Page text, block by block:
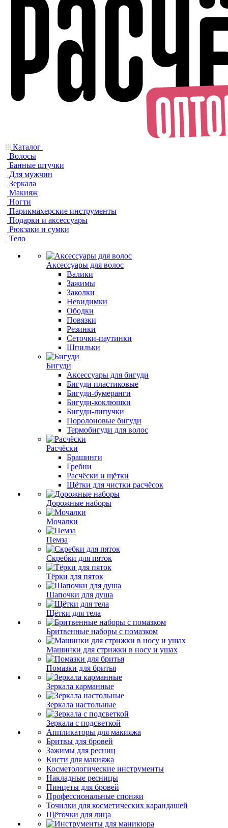
Каталог
Волосы
Банные штучки
Для мужчин
Зеркала
Макияж
Ногти
Парикмахерские инструменты
Подарки и аксессуары
Рюкзаки и сумки
Тело
Аксессуары для волос
Валики
Зажимы
Заколки
Невидимки
Ободки
Повязки
Резинки
Сеточки-паутинки
Шпильки
Бигуди
Аксессуары для бигуди
Бигуди пластиковые
Бигуди-бумеранги
Бигуди-коклюшки
Бигуди-липучки
Поролоновые бигуди
Термобигуди для волос
Расчёски
Брашинги
Гребни
Расчёски и щётки
Щётки для чистки расчёсок
Дорожные наборы
Мочалки
Пемза
Скребки для пяток
Тёрки для пяток
Шапочки для душа
Щётки для тела
Бритвенные наборы с помазком
Машинки для стрижки в носу и ушах
Помазки для бритья
Зеркала карманные
Зеркала настольные
Зеркала с подсветкой
Аппликаторы для макияжа
Бритвы для бровей
Зажимы для ресниц
Кисти для макияжа
Косметологические инструменты
Накладные ресницы
Пинцеты для бровей
Профессиональные спонжи
Точилки для косметических карандашей
Щёточки для лица